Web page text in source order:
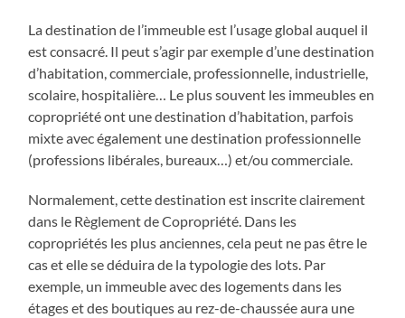
La destination de l’immeuble est l’usage global auquel il
est consacré. Il peut s’agir par exemple d’une destination
d’habitation, commerciale, professionnelle, industrielle,
scolaire, hospitalière… Le plus souvent les immeubles en
copropriété ont une destination d’habitation, parfois
mixte avec également une destination professionnelle
(professions libérales, bureaux…) et/ou commerciale.
Normalement, cette destination est inscrite clairement
dans le Règlement de Copropriété. Dans les
copropriétés les plus anciennes, cela peut ne pas être le
cas et elle se déduira de la typologie des lots. Par
exemple, un immeuble avec des logements dans les
étages et des boutiques au rez-de-chaussée aura une